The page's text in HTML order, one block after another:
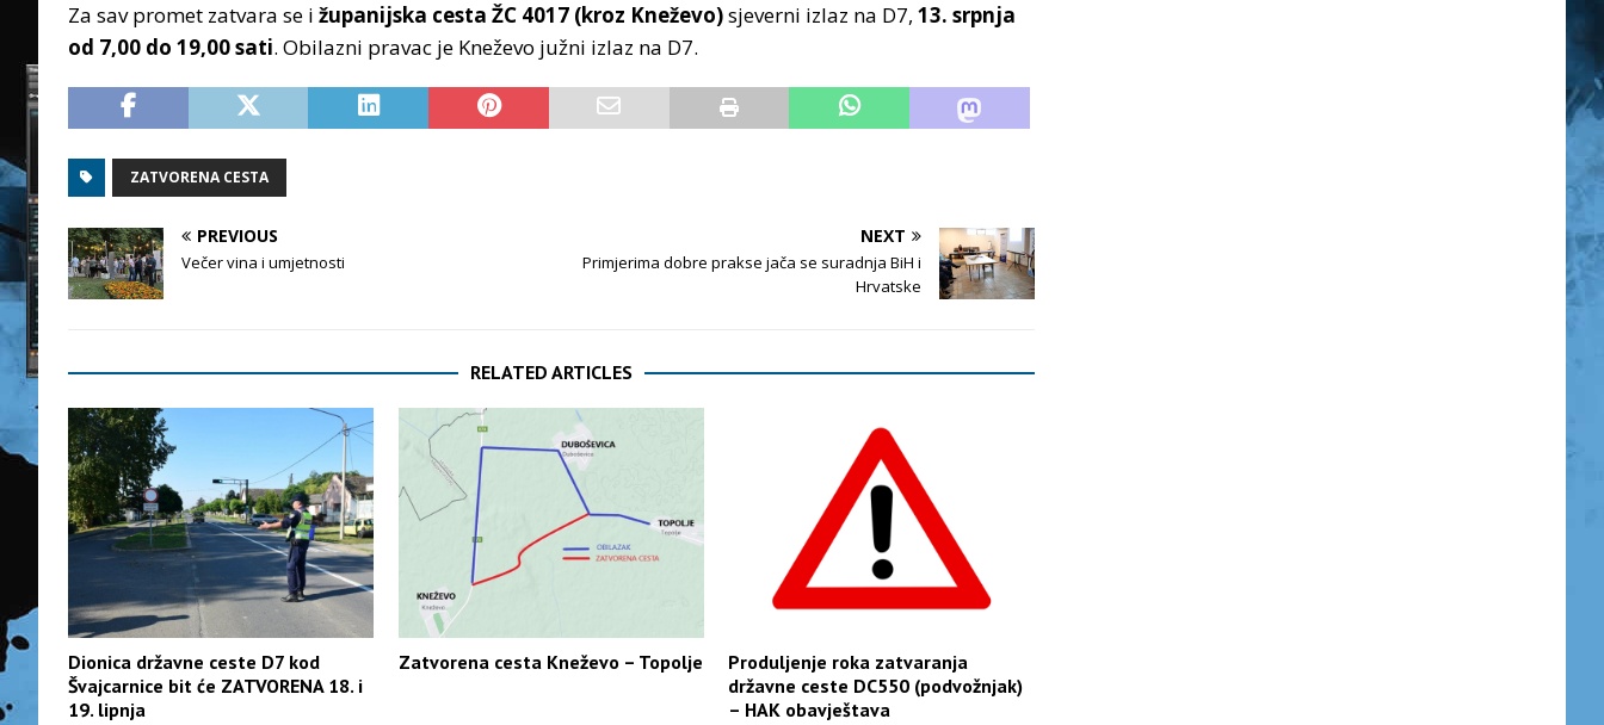
Za sav promet zatvara se i županijska cesta ŽC 4017 (kroz Kneževo)sjeverni izlaz na D7, 13. srpnja
od 7,00 do 19,00 sati. Obilazni pravac je Kneževo južni izlaz na D7.
ZATVORENA CESTA
PREVIOUS
Večer vina i umjetnosti
NEXT
Primjerima dobre prakse jača se suradnja BiH i
Hrvatske
RELATED ARTICLES
Dionica državne ceste D7 kod
Švajcarnice bit će ZATVORENA 18. i
19. lipnja
Zatvorena cesta Kneževo – Topolje
Produljenje roka zatvaranja
državne ceste DC550 (podvožnjak)
– HAK obavještava